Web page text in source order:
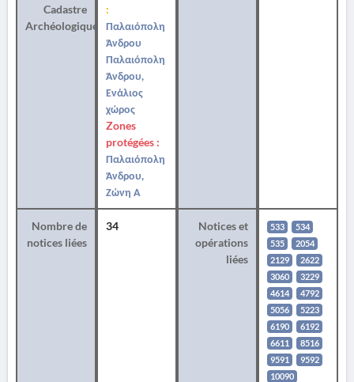
Cadastre
Archéologique
:
Παλαιόπολη
Άνδρου
Παλαιόπολη
Άνδρου,
Ενάλιος
χώρος
Zones
protégées :
Παλαιόπολη
Άνδρου,
Ζώνη Α
Nombre de
notices liées
34
Notices et
opérations
liées
533
534
535
2054
2129
2622
3060
3229
4614
4792
5056
5223
6190
6192
6611
8516
9591
9592
10090